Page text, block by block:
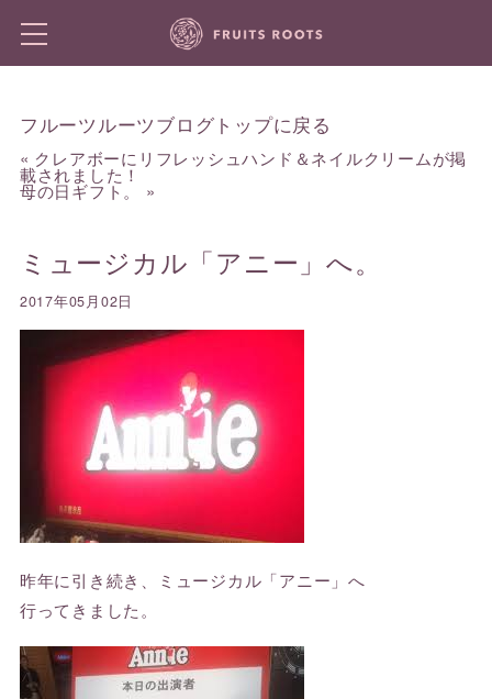
フルーツルーツブログトップに戻る
« クレアボーにリフレッシュハンド＆ネイルクリームが掲
載されました！
母の日ギフト。 »
ミュージカル「アニー」へ。
2017年05月02日
昨年に引き続き、ミュージカル「アニー」へ
行ってきました。